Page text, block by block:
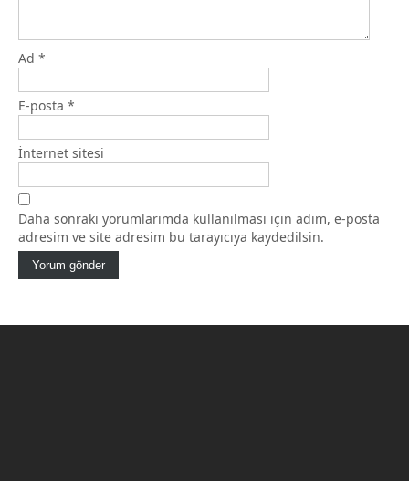
Ad *
E-posta *
İnternet sitesi
Daha sonraki yorumlarımda kullanılması için adım, e-posta
adresim ve site adresim bu tarayıcıya kaydedilsin.